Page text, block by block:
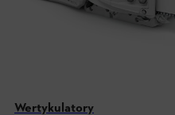
Wertykulatory